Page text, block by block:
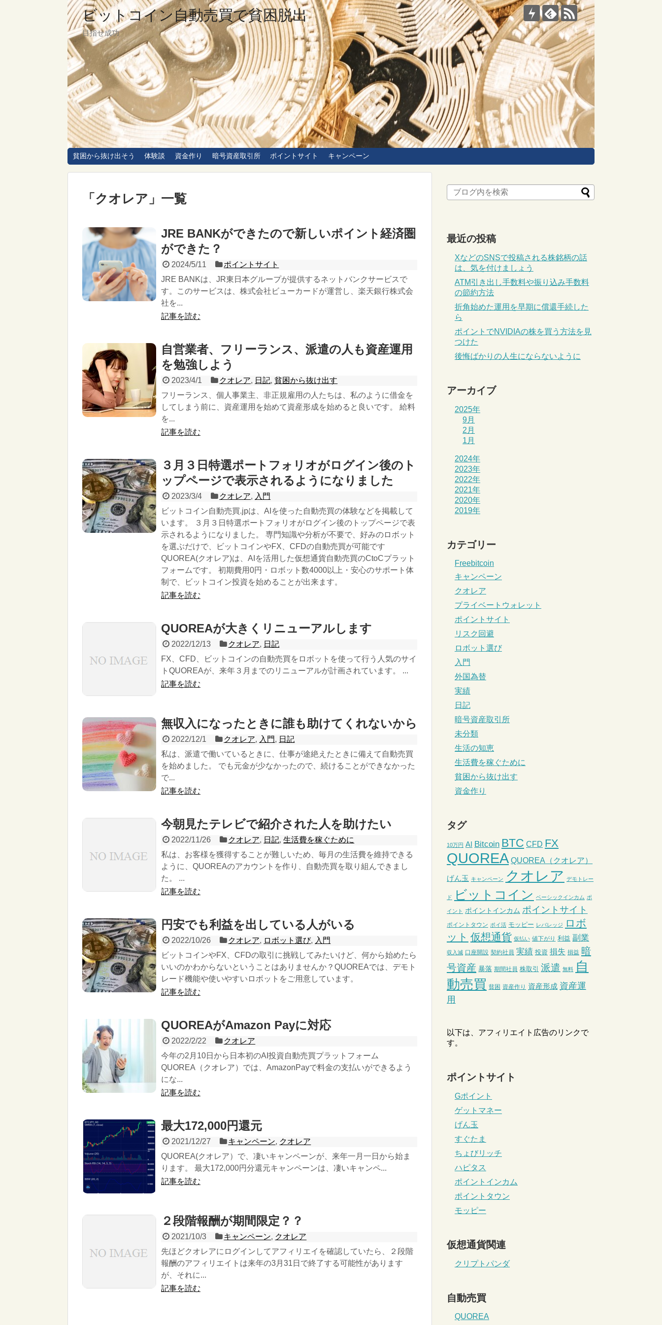
ビットコイン自動売買で貧困脱出
目指せ成功
貧困から抜け出そう 体験談 資金作り 暗号資産取引所 ポイントサイト キャンペーン
「 クオレア 」 一覧
JRE BANKができたので新しいポイント経済圏
ができた？
2024/5/11
ポイントサイト
JRE BANKは、JR東日本グループが提供するネットバンクサービスで
す。このサービスは、株式会社ビューカードが運営し、楽天銀行株式会
社を...
記事を読む
自営業者、フリーランス、派遣の人も資産運用
を勉強しよう
2023/4/1 クオレア, 日記,貧困から抜け出す
フリーランス、個人事業主、非正規雇用の人たちは、私のように借金を
してしまう前に、資産運用を始めて資産形成を始めると良いです。 給料
を...
記事を読む
３月３日特選ポートフォリオがログイン後のト
ップページで表示されるようになりました
2023/3/4 クオレア, 入門
ビットコイン自動売買.jpは、AIを使った自動売買の体験などを掲載して
います。 ３月３日特選ポートフォリオがログイン後のトップページで表
示されるようになりました。 専門知識や分析が不要で、好みのロボット
を選ぶだけで、ビットコインやFX、CFDの自動売買が可能です
QUOREA(クオレア)は、AIを活用した仮想通貨自動売買のCtoCプラット
フォームです。 初期費用0円・ロボット数4000以上・安心のサポート体
制で、ビットコイン投資を始めることが出来ます。
記事を読む
QUOREAが大きくリニューアルします
2022/12/13 クオレア, 日記
FX、CFD、ビットコインの自動売買をロボットを使って行う人気のサイ
トQUOREAが、来年３月までのリニューアルが計画されています。 ...
記事を読む
無収入になったときに誰も助けてくれないから
2022/12/1 クオレア, 入門, 日記
私は、派遣で働いているときに、仕事が途絶えたときに備えて自動売買
を始めました。 でも元金が少なかったので、続けることができなかった
で...
記事を読む
今朝見たテレビで紹介された人を助けたい
2022/11/26 クオレア, 日記,生活費を稼ぐために
私は、お客様を獲得することが難しいため、毎月の生活費を維持できる
ように、QUOREAのアカウントを作り、自動売買を取り組んできまし
た。 ...
記事を読む
円安でも利益を出している人がいる
2022/10/26 クオレア, ロボット選び, 入門
ビットコインやFX、CFDの取引に挑戦してみたいけど、何から始めたら
いいのかわからないということはありませんか？QUOREAでは、デモト
レード機能や使いやすいロボットをご用意しています。
記事を読む
QUOREAがAmazon Payに対応
2022/2/22
クオレア
今年の2月10日から日本初のAI投資自動売買プラットフォーム
QUOREA（クオレア）では、AmazonPayで料金の支払いができるよう
にな...
記事を読む
最大172,000円還元
2021/12/27 キャンペーン, クオレア
QUOREA(クオレア）で、凄いキャンペーンが、来年一月一日から始ま
ります。 最大172,000円分還元キャンペーンは、凄いキャンペ...
記事を読む
２段階報酬が期間限定？？
2021/10/3 キャンペーン, クオレア
先ほどクオレアにログインしてアフィリエイを確認していたら、２段階
報酬のアフィリエイトは来年の3月31日で終了する可能性があります
が、それに...
記事を読む
最近の投稿
XなどのSNSで投稿される株銘柄の話
は、気を付けましょう
ATM引き出し手数料や振り込み手数料
の節約方法
折角始めた運用を早期に償還手続した
ら
ポイントでNVIDIAの株を買う方法を見
つけた
後悔ばかりの人生にならないように
アーカイブ
2025年
9月
2月
1月
2024年
2023年
2022年
2021年
2020年
2019年
カテゴリー
Freebitcoin
キャンペーン
クオレア
プライベートウォレット
ポイントサイト
リスク回避
ロボット選び
入門
外国為替
実績
日記
暗号資産取引所
未分類
生活の知恵
生活費を稼ぐために
貧困から抜け出す
資金作り
タグ
10万円 AI Bitcoin BTC CFD FX
QUOREA QUOREA（クオレア）
げん玉 キャンペーン クオレア デモトレー
ド ビットコイン ベーシックインカム ポ
イント ポイントインカム ポイントサイト
ポイントタウン ポイ活 モッピー レバレッジ
ロボ
ット 仮想通貨 仮払い 値下がり 利益 副業
収入減 口座開設 契約社員 実績 投資 損失 損益 暗
号資産 暴落 期間社員 株取引 派遣 無料 自
動売買 貧困 資産作り 資産形成 資産運
用
以下は、アフィリエイト広告のリンクで
す。
ポイントサイト
Gポイント
ゲットマネー
げん玉
すぐたま
ちょびリッチ
ハピタス
ポイントインカム
ポイントタウン
モッピー
仮想通貨関連
クリプトパンダ
自動売買
QUOREA